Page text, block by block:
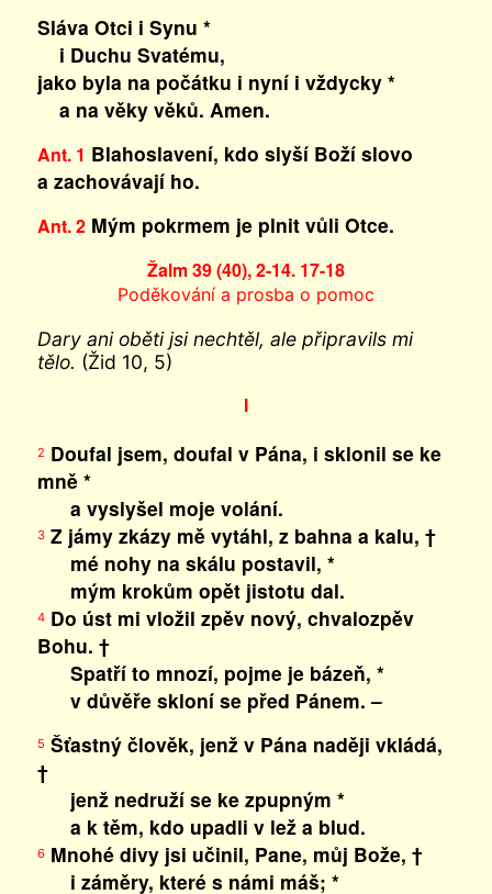
Sláva Otci i Synu *
i Duchu Svatému,
jako byla na počátku i nyní i vždycky *
a na věky věků. Amen.
Ant. 1 Blahoslavení, kdo slyší Boží slovo
a zachovávají ho.
Ant. 2Mým pokrmem je plnit vůli Otce.
Žalm 39 (40), 2-14. 17-18
Poděkování a prosba o pomoc
Dary ani oběti jsi nechtěl, ale připravils mi
tělo. (Žid 10, 5)
I
2 Doufal jsem, doufal v Pána, i sklonil se ke
mně *
a vyslyšel moje volání.
3Z jámy zkázy mě vytáhl, z bahna a kalu, †
mé nohy na skálu postavil, *
mým krokům opět jistotu dal.
4Do úst mi vložil zpěv nový, chvalozpěv
Bohu. †
Spatří to mnozí, pojme je bázeň, *
v důvěře skloní se před Pánem. –
5 Šťastný člověk, jenž v Pána naději vkládá,
†
jenž nedruží se ke zpupným *
a k těm, kdo upadli v lež a blud.
6Mnohé divy jsi učinil, Pane, můj Bože, †
i záměry, které s námi máš; *